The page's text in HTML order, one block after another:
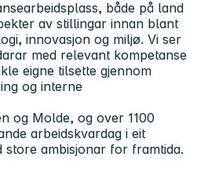
både på land
av stillingar innan blant
innovasjon og miljø. Vi ser
med relevant kompetanse
eigne tilsette gjennom
og interne
og Molde, og over 1100
arbeidskvardag i eit
ambisjonar for framtida.